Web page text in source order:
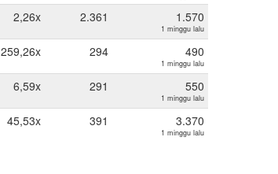
2,26x 2.361 1.570
1 minggu lalu
259,26x 294 490
1 minggu lalu
6,59x 291 550
1 minggu lalu
45,53x 391 3.370
1 minggu lalu